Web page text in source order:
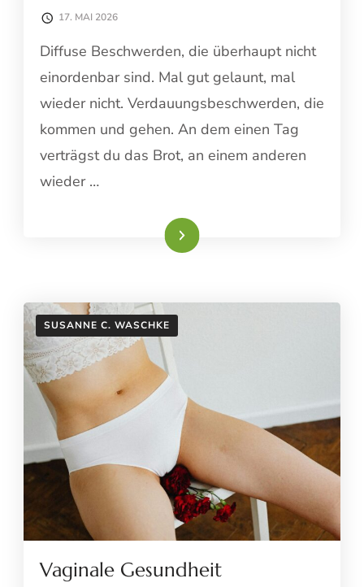
17. MAI 2026
Diffuse Beschwerden, die überhaupt nicht
einordenbar sind. Mal gut gelaunt, mal
wieder nicht. Verdauungsbeschwerden, die
kommen und gehen. An dem einen Tag
verträgst du das Brot, an einem anderen
wieder …
Weiterlesen
SUSANNE C. WASCHKE
Vaginale Gesundheit